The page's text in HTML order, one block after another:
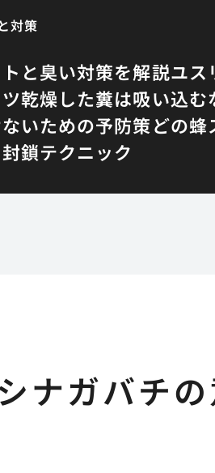
対策
と臭い対策を解説ユス
乾燥した糞は吸い込
いための予防策どの
鎖テクニック
ナガバチ